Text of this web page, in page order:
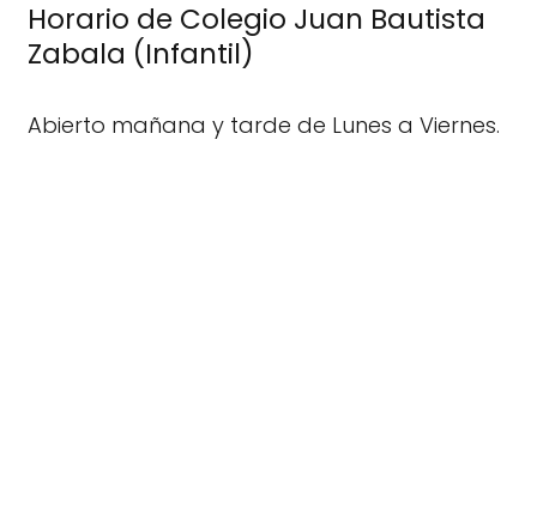
Horario de Colegio Juan Bautista
Zabala (Infantil)
Abierto mañana y tarde de Lunes a Viernes.